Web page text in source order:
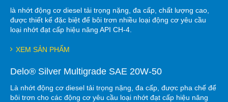
là nhớt động cơ diesel tải trọng nặng, đa cấp, chất lượng cao,
được thiết kế đặc biệt để bôi trơn nhiều loại động cơ yêu cầu
loại nhớt đạt cấp hiệu năng API CH-4.
XEM SẢN PHẨM
Delo® Silver Multigrade SAE 20W-50
Là nhớt động cơ diesel tải trọng nặng, đa cấp, được pha chế để
bôi trơn cho các động cơ yêu cầu loại nhớt đạt cấp hiệu năng